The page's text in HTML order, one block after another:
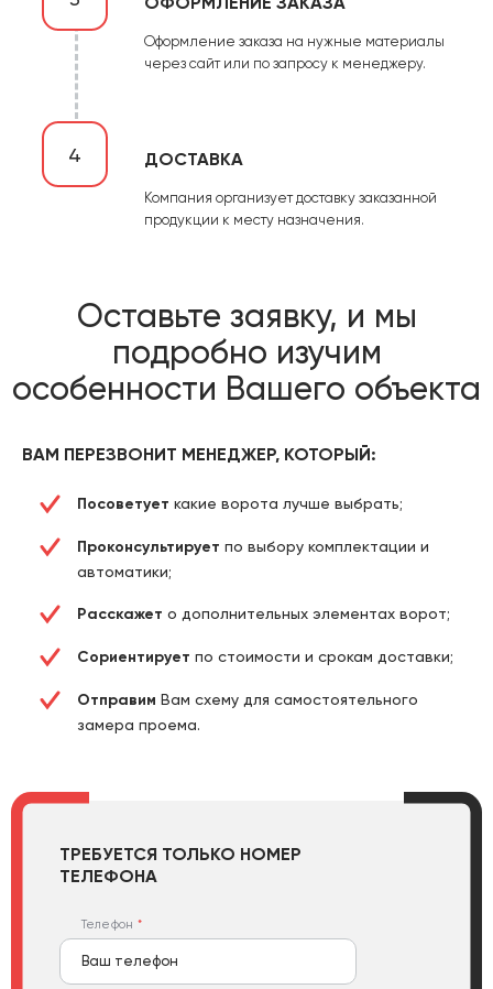
Оформление заказа на нужные материалы
через сайт или по запросу к менеджеру.
4 ДОСТАВКА
Компания организует доставку заказанной
продукции к месту назначения.
Оставьте заявку, и мы
подробно изучим
особенности Вашего объекта
ВАМ ПЕРЕЗВОНИТ МЕНЕДЖЕР, КОТОРЫЙ:
Посоветует какие ворота лучше выбрать;
Проконсультирует по выбору комплектации и
автоматики;
Расскажет о дополнительных элементах ворот;
Сориентирует по стоимости и срокам доставки;
Отправим Вам схему для самостоятельного
замера проема.
ТРЕБУЕТСЯ ТОЛЬКО НОМЕР
ТЕЛЕФОНА
Телефон